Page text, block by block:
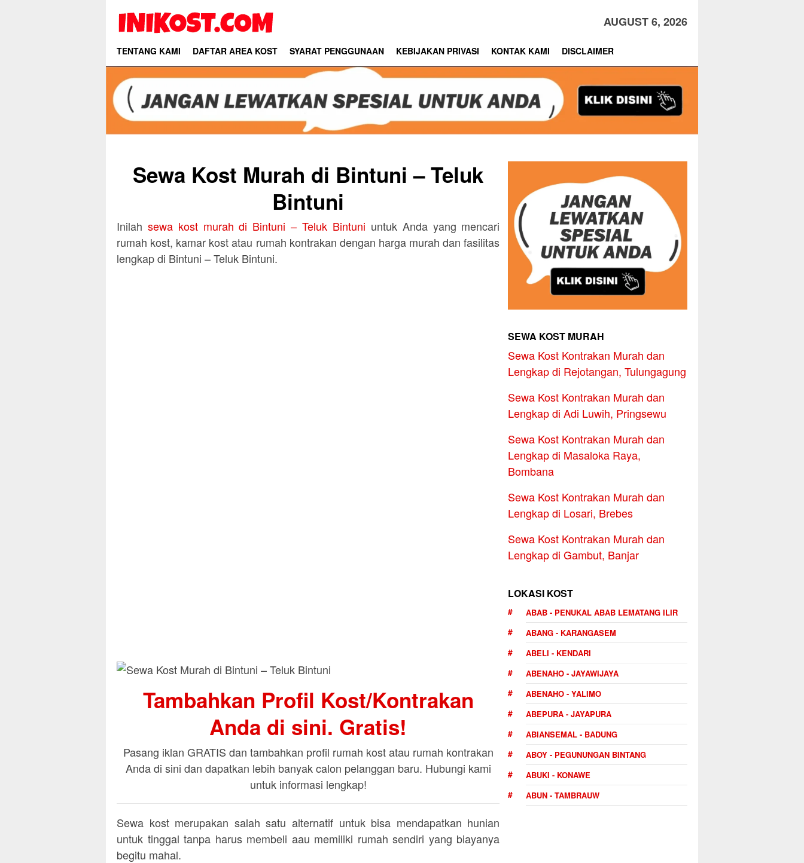
AUGUST 6, 2026
TENTANG KAMI DAFTAR AREA KOST SYARAT PENGGUNAAN KEBIJAKAN PRIVASI KONTAK KAMI DISCLAIMER
Sewa Kost Murah di Bintuni – Teluk
Bintuni
Inilah sewa kost murah di Bintuni – Teluk Bintuni untuk Anda yang mencari
rumah kost, kamar kost atau rumah kontrakan dengan harga murah dan fasilitas
lengkap di Bintuni – Teluk Bintuni.
Tambahkan Profil Kost/Kontrakan
Anda di sini. Gratis!
Pasang iklan GRATIS dan tambahkan profil rumah kost atau rumah kontrakan
Anda di sini dan dapatkan lebih banyak calon pelanggan baru. Hubungi kami
untuk informasi lengkap!
Sewa kost merupakan salah satu alternatif untuk bisa mendapatkan hunian
untuk tinggal tanpa harus membeli aau memiliki rumah sendiri yang biayanya
begitu mahal.
SEWA KOST MURAH
Sewa Kost Kontrakan Murah dan
Lengkap di Rejotangan, Tulungagung
Sewa Kost Kontrakan Murah dan
Lengkap di Adi Luwih, Pringsewu
Sewa Kost Kontrakan Murah dan
Lengkap di Masaloka Raya,
Bombana
Sewa Kost Kontrakan Murah dan
Lengkap di Losari, Brebes
Sewa Kost Kontrakan Murah dan
Lengkap di Gambut, Banjar
LOKASI KOST
ABAB - PENUKAL ABAB LEMATANG ILIR
ABANG - KARANGASEM
ABELI - KENDARI
ABENAHO - JAYAWIJAYA
ABENAHO - YALIMO
ABEPURA - JAYAPURA
ABIANSEMAL - BADUNG
ABOY - PEGUNUNGAN BINTANG
ABUKI - KONAWE
ABUN - TAMBRAUW